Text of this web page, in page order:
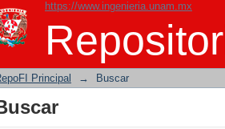
https://www.ingenieria.unam.mx
Principal → Buscar